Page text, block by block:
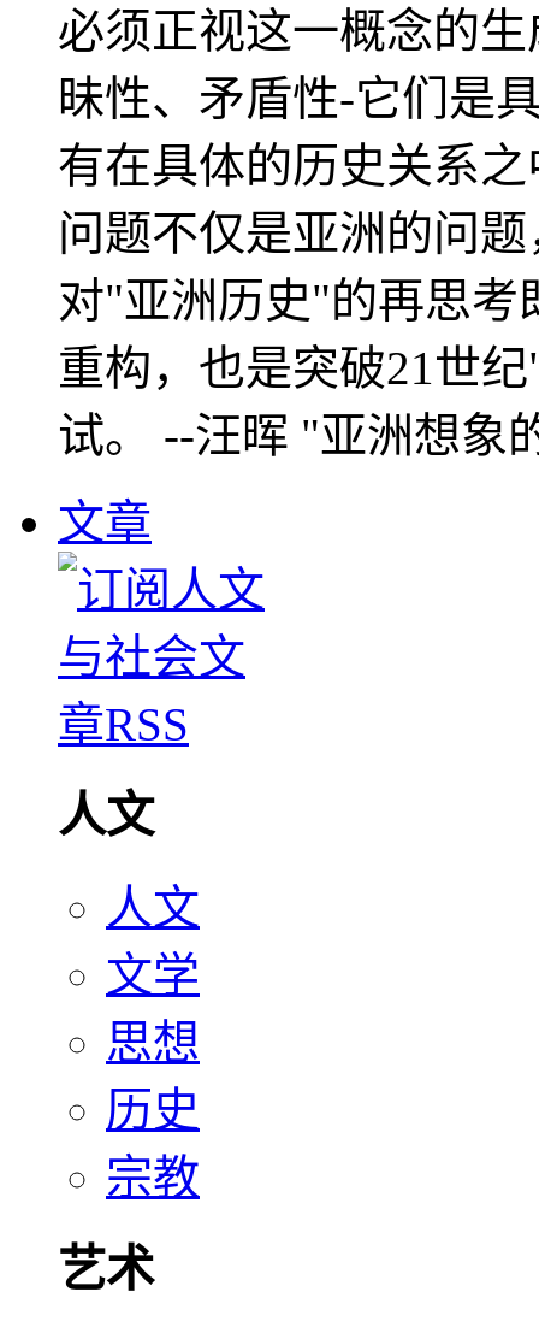
必须正视这一概念的
昧性、矛盾性-它们是
有在具体的历史关系
问题不仅是亚洲的问
对"亚洲历史"的再思考
重构，也是突破21世
试。 --汪晖 "亚洲想象
文章
人文
人文
文学
思想
历史
宗教
艺术